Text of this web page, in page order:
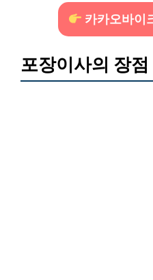
카카오바이
포장이사의 장점